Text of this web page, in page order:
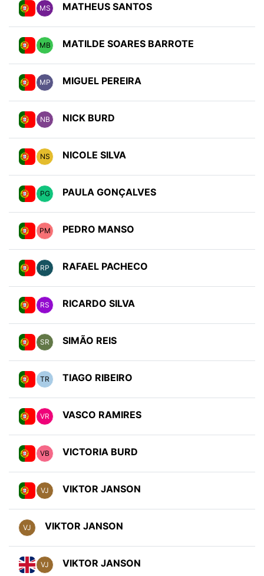
MS MATHEUS SANTOS
MB MATILDE SOARES BARROTE
MP MIGUEL PEREIRA
NB NICK BURD
NS NICOLE SILVA
PG PAULA GONÇALVES
PM PEDRO MANSO
RP RAFAEL PACHECO
RS RICARDO SILVA
SR SIMÃO REIS
TR TIAGO RIBEIRO
VR VASCO RAMIRES
VB VICTORIA BURD
VJ VIKTOR JANSON
VJ VIKTOR JANSON
VJ VIKTOR JANSON